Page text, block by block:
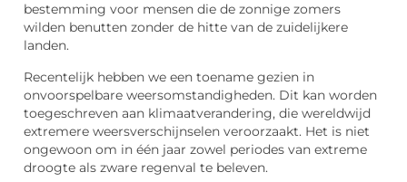
bestemming voor mensen die de zonnige zomers
wilden benutten zonder de hitte van de zuidelijkere
landen.
Recentelijk hebben we een toename gezien in
onvoorspelbare weersomstandigheden. Dit kan worden
toegeschreven aan klimaatverandering, die wereldwijd
extremere weersverschijnselen veroorzaakt. Het is niet
ongewoon om in één jaar zowel periodes van extreme
droogte als zware regenval te beleven.